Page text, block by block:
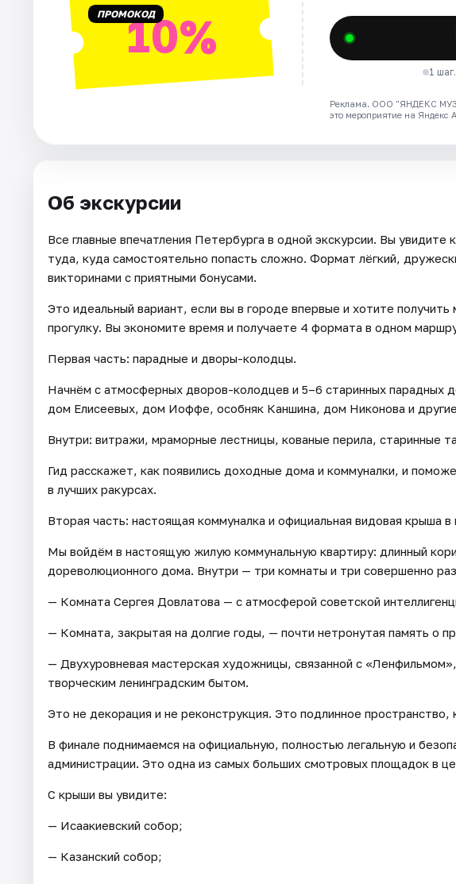
ПРОМОКОД10%
1
Реклама. ООО "ЯНДЕКС
это мероприятие на Яндекс
Об экскурсии
Все главные впечатления Петербурга в одной экскурсии. Вы увидите
туда, куда самостоятельно попасть сложно. Формат лёгкий,
викторинами с приятными бонусами.
Это идеальный вариант, если вы в городе впервые и хотите получить
прогулку. Вы экономите время и получаете 4 формата в одном
Первая часть: парадные и дворы-колодцы.
Начнём с атмосферных дворов-колодцев и 5–6 старинных парадных
дом Елисеевых, дом Иоффе, особняк Каншина, дом Никонова и
Внутри: витражи, мраморные лестницы, кованые перила, старинные
Гид расскажет, как появились доходные дома и коммуналки, и
в лучших ракурсах.
Вторая часть: настоящая коммуналка и официальная видовая крыша в
Мы войдём в настоящую жилую коммунальную квартиру: длинный
дореволюционного дома. Внутри — три комнаты и три совершенно
— Комната Сергея Довлатова — с атмосферой советской
— Комната, закрытая на долгие годы, — почти нетронутая память о
— Двухуровневая мастерская художницы, связанной с
творческим ленинградским бытом.
Это не декорация и не реконструкция. Это подлинное
В финале поднимаемся на официальную, полностью легальную и
администрации. Это одна из самых больших смотровых площадок в
С крыши вы увидите:
— Исаакиевский собор;
— Казанский собор;